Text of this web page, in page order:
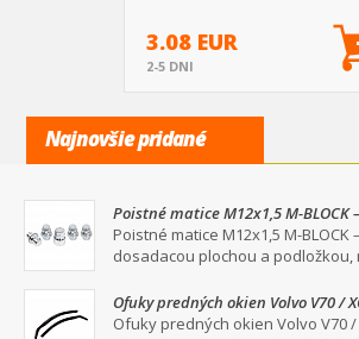
3.08 EUR
2-5 DNI
Najnovšie pridané
Poistné matice M12x1,5 M-BLOCK
dosadacou plochou a podložkou,
Poistné matice M12x1,5 M-
dosadacou plochou a podložkou,
Ofuky predných okien Volvo V70 /
dymové, sada 2 ks
Ofuky predných okien Volvo V70 /